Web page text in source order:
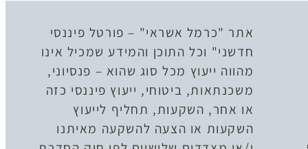
אתר "כרמל אשראי" – פורטל פיננסי
חדשני" וכל התוכן והמידע שמכיל אינו
מהווה ייעוץ מכל סוג שהוא – פנסיוני,
משכנתאות, ביטוחי, ייעוץ פיננסי כזה
או אחר, השקעות, תחליף לייעוץ
השקעות או הצעה להשקעה מאיתנו